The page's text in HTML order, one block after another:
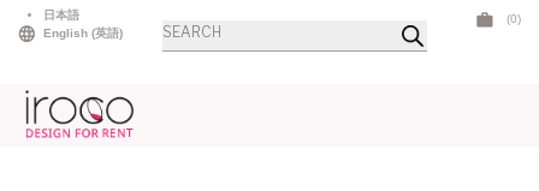
日本語
English (英語)
商
品
(0)